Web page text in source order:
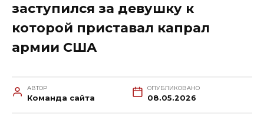
заступился за девушку к
которой приставал капрал
армии США
АВТОР
Команда сайта
ОПУБЛИКОВАНО
08.05.2026